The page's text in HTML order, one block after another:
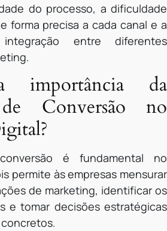
do processo, a dificuldade
forma precisa a cada canal e a
entre diferentes
da
Conversão no
é fundamental no
permite às empresas mensurar
de marketing, identificar os
e tomar decisões estratégicas